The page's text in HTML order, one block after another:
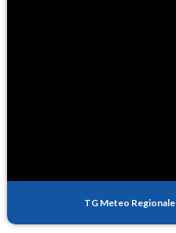
TG Meteo Regionale